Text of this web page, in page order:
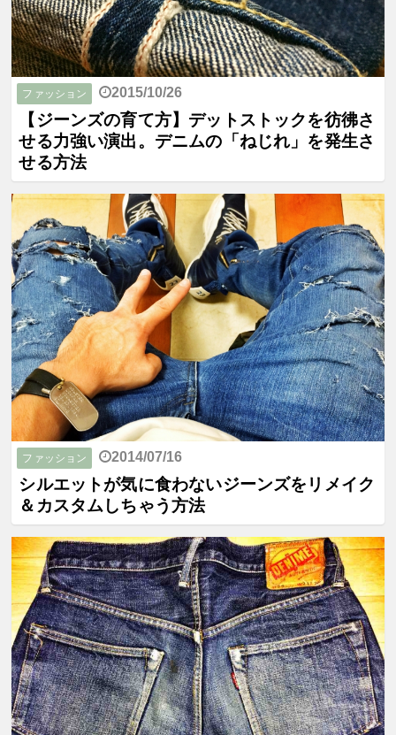
ファッション 2015/10/26
【ジーンズの育て方】デットストックを彷彿さ
せる力強い演出。デニムの「ねじれ」を発生さ
せる方法
ファッション 2014/07/16
シルエットが気に食わないジーンズをリメイク
＆カスタムしちゃう方法